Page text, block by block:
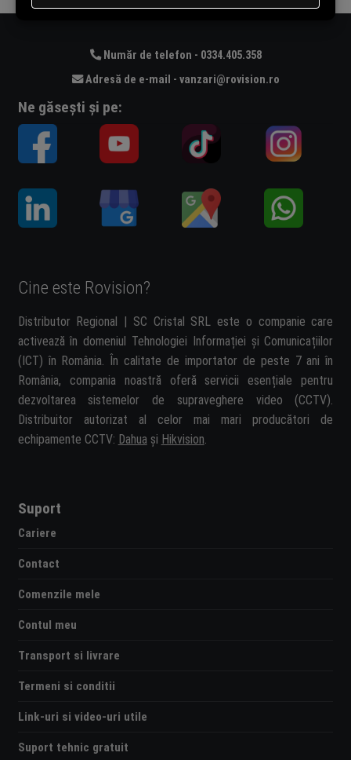
Număr de telefon - 0334.405.358
Adresă de e-mail - vanzari@rovision.ro
Ne găsești și pe:
Cine este Rovision?
Distributor Regional | SC Cristal SRL este o companie care
activează în domeniul Tehnologiei Informației și Comunicațiilor
(ICT) în România. În calitate de importator de peste 7 ani în
România, compania noastră oferă servicii esențiale pentru
dezvoltarea sistemelor de supraveghere video (CCTV).
Distribuitor autorizat al celor mai mari producători de
echipamente CCTV: Dahua și Hikvision.
Suport
Cariere
Contact
Comenzile mele
Contul meu
Transport si livrare
Termeni si conditii
Link-uri si video-uri utile
Suport tehnic gratuit